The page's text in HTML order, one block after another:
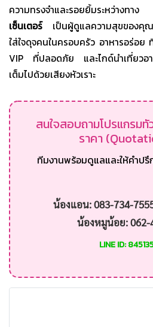
ความทรงจำและรอยยิ้มระหว่าง
เซ็นเตอร์ เป็นผู้ดูแลความสุขของ
ใส่ใจดุจคนในครอบครัว อาหารอร่อ
VIP ที่ปลอดภัย และไกด์นำเที่ยวอ
เต็มไปด้วยเสียงหัวเราะ
สนใจสอบถามโปรแกรม
ราคา
ทีมงานพร้อมดูแลและให้คำป
น้องแอน:083-734-
น้องหมูน้อย:062-
LINE ID: